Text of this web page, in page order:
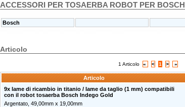
ACCESSORI PER TOSAERBA ROBOT PER BOSCH
Bosch
Articolo
1 Articolo « < 1 > »
Articolo
9x lame di ricambio in titanio / lame da taglio (1 mm) compatibili
con il robot tosaerba Bosch Indego Gold
Argentato, 49,00mm x 19,00mm